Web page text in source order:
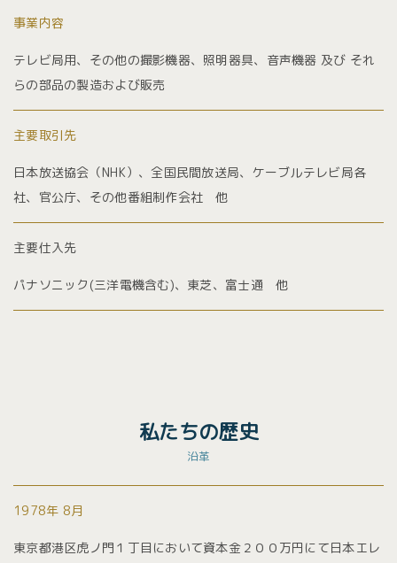
事業内容
テレビ局用、その他の撮影機器、照明器具、音声機器 及び それ
らの部品の製造および販売
主要取引先
日本放送協会（NHK）、全国民間放送局、ケーブルテレビ局各
社、官公庁、その他番組制作会社 他
主要仕入先
パナソニック(三洋電機含む)、東芝、富士通 他
私たちの歴史
沿革
1978年 8月
東京都港区虎ノ門１丁目において資本金２００万円にて日本エレ